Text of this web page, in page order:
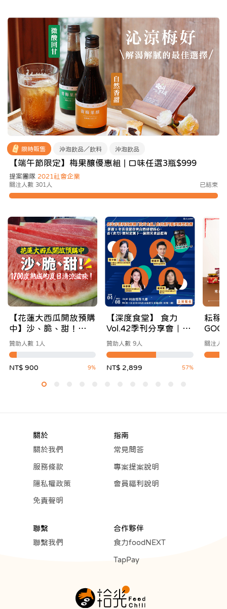
限時販售 沖泡飲品／飲料 沖泡飲品
【端午節限定】梅果釀優惠組 | 口味任選3瓶$999
提案團隊 2021社會企業
關注人數 301人 已結束
【花蓮大西瓜開放預購
中】沙、脆、甜！
1200度熟成的夏日清
涼滋味
贊助人數 1人
9%
NT$ 900
【深度食堂】 食力
Vol.42季刊分享會｜重
新定義防災食品，讓
「備災」成為「日常」
打造你的安心飲食提
案！
贊助人數 9人
57%
NT$ 2,899
耘稼
土地
溫度
關注人
關於
關於我們
服務條款
隱私權政策
免責聲明
指南
常見問答
專案提案說明
會員福利說明
聯繫
聯繫我們
合作夥伴
食力foodNEXT
TapPay